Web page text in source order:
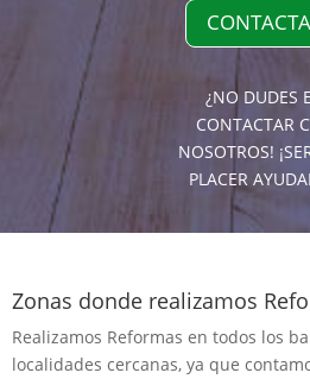
¿NO DUDES
CONTACTAR
NOSOTROS!
PLACER
Zonas donde realizamos
Realizamos Reformas en todos los
localidades cercanas, ya que